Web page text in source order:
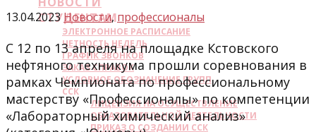
СТУДЕНТАМ
ЭЛЕКТРОННОЕ РАСПИСАНИЕ
ЧЕТНОСТЬ НЕДЕЛЬ
ГРАФИК ЗВОНКОВ
ЗАКАЗ СПРАВОК
УСЛОВНОЕ ОБОЗНАЧЕНИЕ ГРУПП
ССК
ЛИЦЕНЗИЯ НА ОСУЩЕСТВЛЕНИЕ
ОБРАЗОВАТЕЛЬНОЙ ДЕЯТЕЛЬНОСТИ
ПРИКАЗ О СОЗДАНИИ ССК
13.04.2023 Новости,профессионалы
С 12 по 13 апреля на площадке Кстовского
нефтяного техникума прошли соревнования в
рамках Чемпионата по профессиональному
мастерству «Профессионалы» по компетенции
«Лабораторный химический анализ»